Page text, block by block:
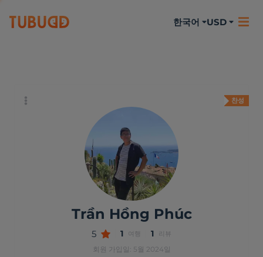
한국어 USD
찬성
Trần Hồng Phúc
5 1 여행 1 리뷰
회원 가입일: 5월 2024일